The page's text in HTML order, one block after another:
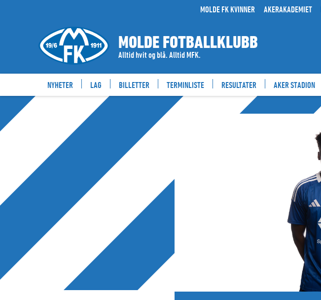
MOLDE FK KVINNER AKERAKADEMIET
MOLDE FOTBALLKLUBB
Alltid hvit og blå. Alltid MFK.
NYHETER LAG BILLETTER TERMINLISTE RESULTATER AKER STADION